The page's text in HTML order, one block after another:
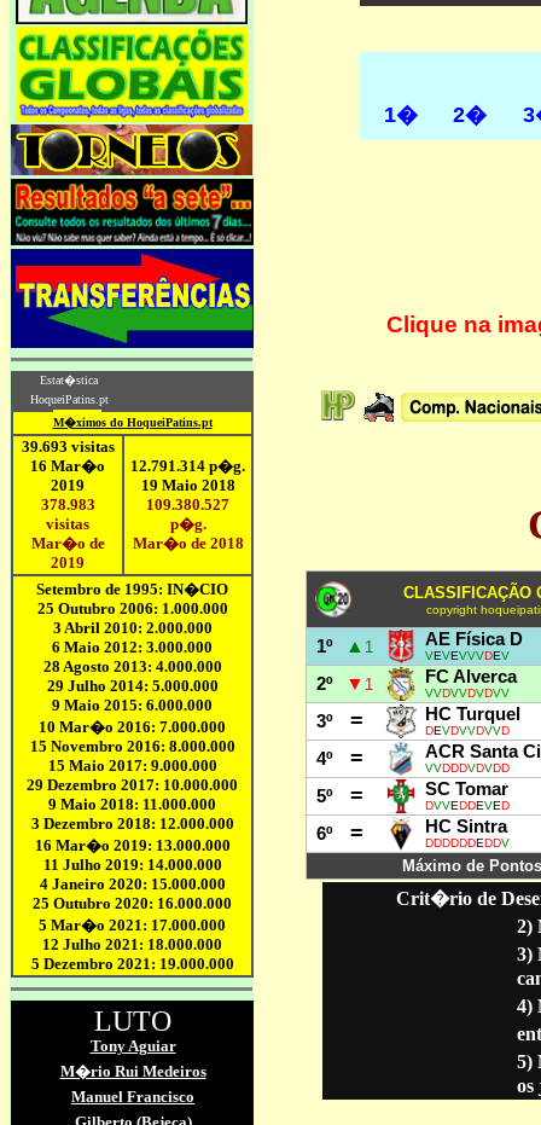
1� 2�
Clique na
CLASSIFICAÇÃO
copyright
1º ▲ 1 AE Física D
VEVEVVVDEV
2º ▼ 1 FC Alverca
VVDVVDVDVV
3º = HC Turquel
DEVDVVDVVD
4º = ACR Santa
VVDDDVDVDD
5º = SC Tomar
DVVEDDEVED
6º = HC Sintra
DDDDDDEDDV
Máximo de
Crit�rio de
2)
3)
4)
5)
os